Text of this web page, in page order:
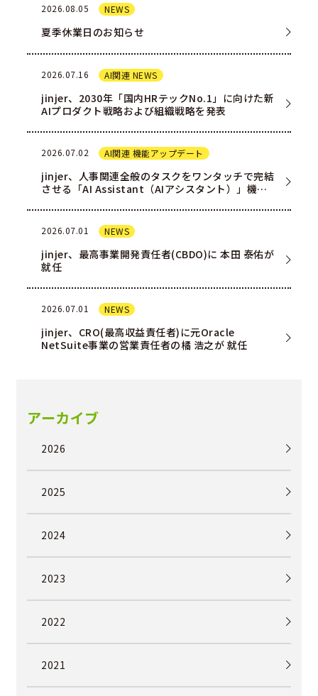
2026.08.05 NEWS
夏季休業日のお知らせ
2026.07.16 AI関連 NEWS
jinjer、2030年「国内HRテックNo.1」に向けた新
AIプロダクト戦略および組織戦略を発表
2026.07.02 AI関連 機能アップデート
jinjer、人事関連全般のタスクをワンタッチで完結
させる「AI Assistant（AIアシスタント）」機能
2026.07.01 NEWS
jinjer、最高事業開発責任者(CBDO)に 本田 泰佑が
就任
2026.07.01 NEWS
jinjer、CRO(最高収益責任者)に元Oracle
NetSuite事業の営業責任者の橘 浩之が 就任
アーカイブ
2026
2025
2024
2023
2022
2021